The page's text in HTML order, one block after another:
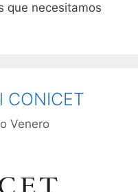
que necesitamos
CONICET
Venero